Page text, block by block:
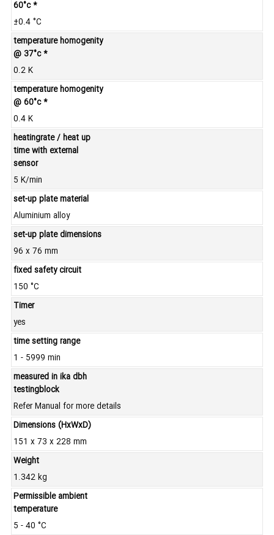
60°c *
±0.4 °C
temperature homogenity
@ 37°c *
0.2 K
temperature homogenity
@ 60°c *
0.4 K
heatingrate / heat up
time with external
sensor
5 K/min
set-up plate material
Aluminium alloy
set-up plate dimensions
96 x 76 mm
fixed safety circuit
150 °C
Timer
yes
time setting range
1 - 5999 min
measured in ika dbh
testingblock
Refer Manual for more details
Dimensions (HxWxD)
151 x 73 x 228 mm
Weight
1.342 kg
Permissible ambient
temperature
5 - 40 °C